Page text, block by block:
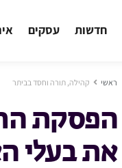
חדשות עסקים
ראשי קהילה, תורה וחסד בביתר
הפסקת
את בעלי